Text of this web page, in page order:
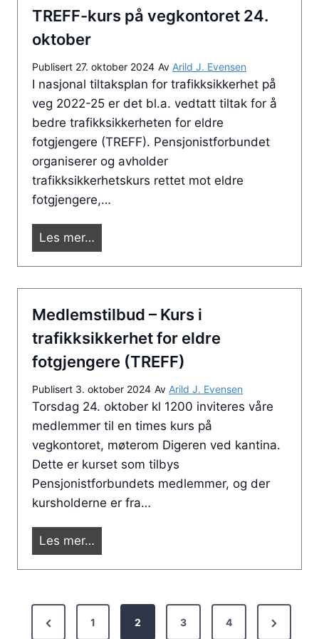
g
s
a
k
e
r
O
l
a
n
d
b
d
e
n
e
s
t
å
r
f
r
d
r
e
n
TREFF-kurs på vegkontoret 24.
oktober
Publisert 27. oktober 2024 Av Arild J. Evensen
I nasjonal tiltaksplan for trafikksikkerhet på
veg 2022-25 er det bl.a. vedtatt tiltak for å
bedre trafikksikkerheten for eldre
fotgjengere (TREFF). Pensjonistforbundet
organiserer og avholder
trafikksikkerhetskurs rettet mot eldre
fotgjengere,…
Les mer…
R
F
-
u
r
s
p
å
v
e
g
k
o
r
Medlemstilbud – Kurs i
trafikksikkerhet for eldre
fotgjengere (TREFF)
Publisert 3. oktober 2024 Av Arild J. Evensen
Torsdag 24. oktober kl 1200 inviteres våre
medlemmer til en times kurs på
vegkontoret, møterom Digeren ved kantina.
Dette er kurset som tilbys
Pensjonistforbundets medlemmer, og der
kursholderne er fra…
Les mer…
e
e
m
P
1 2 3 4
N